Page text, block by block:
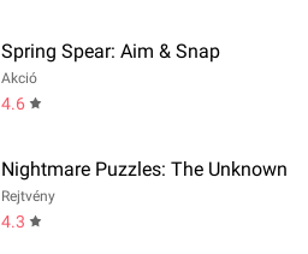
Spring Spear: Aim & Snap
Akció
4.6
Nightmare Puzzles: The Unknown
Rejtvény
4.3